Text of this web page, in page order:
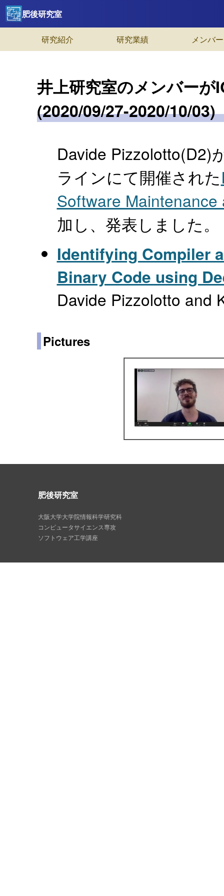
肥後研究室
研究紹介 研究業績 メンバー
井上研究室のメンバーが
(2020/09/27-2020/10/03)
Davide Pizzolotto(D2)
ラインにて開催された
Software
加し、発表しました。
Identifying Compiler
Binary Code using
Davide Pizzolotto and
Pictures
肥後研究室
大阪大学大学院情報科学研究科
コンピュータサイエンス専攻
ソフトウェア工学講座